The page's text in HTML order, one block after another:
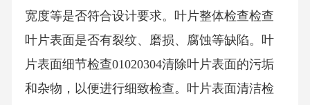
宽度等是否符合设计要求。叶片整体检查检查
叶片表面是否有裂纹、磨损、腐蚀等缺陷。叶
片表面细节检查01020304清除叶片表面的污垢
和杂物，以便进行细致检查。叶片表面清洁检